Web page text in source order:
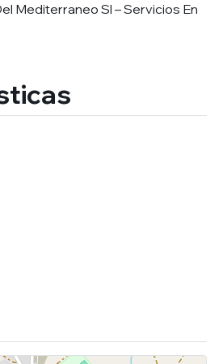
Mediterraneo Sl – Servicios En